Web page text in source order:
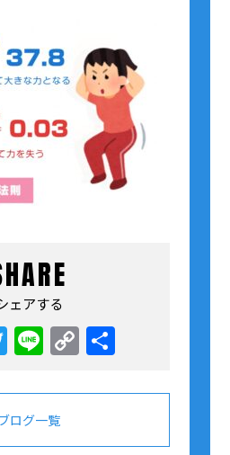
ェアする
Twitter
LineCopy
ログ一覧